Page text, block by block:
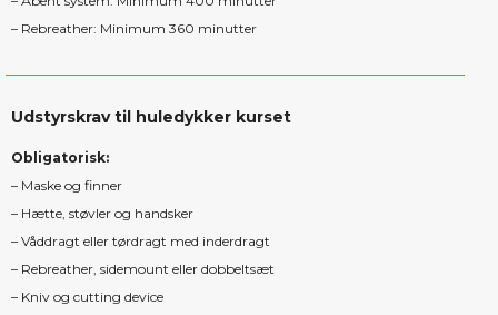
– Rebreather: Minimum 360 minutter
Udstyrskrav til huledykker kurset
Obligatorisk:
– Maske og finner
– Hætte, støvler og handsker
– Våddragt eller tørdragt med inderdragt
– Rebreather, sidemount eller dobbeltsæt
– Kniv og cutting device